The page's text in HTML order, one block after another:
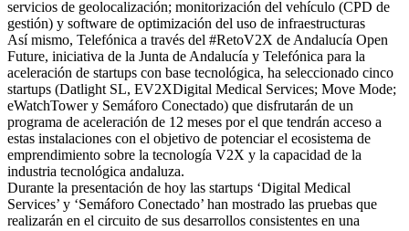
servicios de geolocalización; monitorización del vehículo (CPD de
gestión) y software de optimización del uso de infraestructuras
Así mismo, Telefónica a través del #RetoV2X de Andalucía Open
Future, iniciativa de la Junta de Andalucía y Telefónica para la
aceleración de startups con base tecnológica, ha seleccionado cinco
startups (Datlight SL, EV2XDigital Medical Services; Move Mode;
eWatchTower y Semáforo Conectado) que disfrutarán de un
programa de aceleración de 12 meses por el que tendrán acceso a
estas instalaciones con el objetivo de potenciar el ecosistema de
emprendimiento sobre la tecnología V2X y la capacidad de la
industria tecnológica andaluza.
Durante la presentación de hoy las startups ‘Digital Medical
Services’ y ‘Semáforo Conectado’ han mostrado las pruebas que
realizarán en el circuito de sus desarrollos consistentes en una